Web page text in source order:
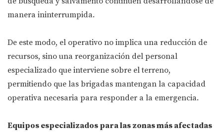
manera ininterrumpida.
De este modo, el operativo no implica una reducción de
recursos, sino una reorganización del personal
especializado que interviene sobre el terreno,
permitiendo que las brigadas mantengan la capacidad
operativa necesaria para responder a la emergencia.
Equipos especializados para las zonas más afectadas